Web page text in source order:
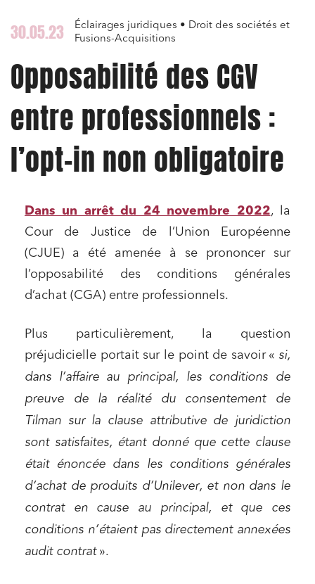
30.05.23
Éclairages juridiques • Droit des sociétés et
Fusions-Acquisitions
Opposabilité des CGV
entre professionnels :
l’opt-in non obligatoire
Dans un arrêt du 24 novembre 2022, la
Cour de Justice de l’Union Européenne
(CJUE) a été amenée à se prononcer sur
l’opposabilité des conditions générales
d’achat (CGA) entre professionnels.
Plus particulièrement, la question
préjudicielle portait sur le point de savoir « si,
dans l’affaire au principal, les conditions de
preuve de la réalité du consentement de
Tilman sur la clause attributive de juridiction
sont satisfaites, étant donné que cette clause
était énoncée dans les conditions générales
d’achat de produits d’Unilever, et non dans le
contrat en cause au principal, et que ces
conditions n’étaient pas directement annexées
audit contrat».